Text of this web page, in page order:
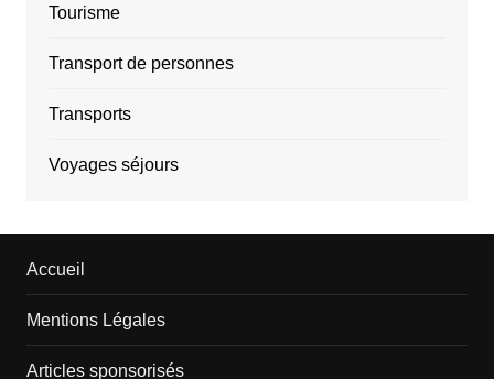
Tourisme
Transport de personnes
Transports
Voyages séjours
Accueil
Mentions Légales
Articles sponsorisés